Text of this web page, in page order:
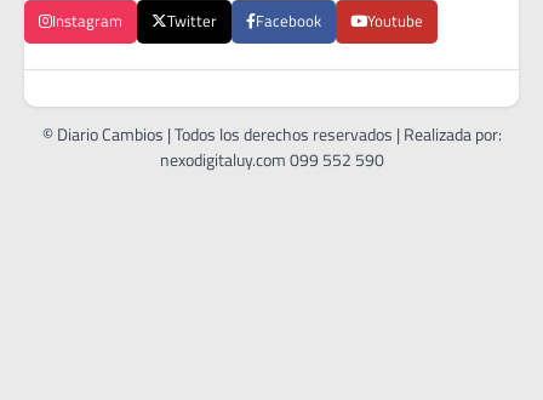
Instagram Twitter Facebook Youtube